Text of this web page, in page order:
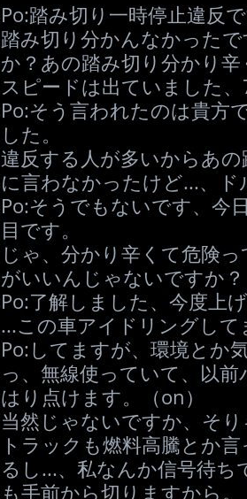
Po:踏み切り一時停止違反
踏み切り分かんなかった
か？あの踏み切り分かり
スピードは出ていました
Po:そう言われたのは貴方
した。
違反する人が多いからあ
に言わなかったけど...、
Po:そうでもないです、今
目です。
じゃ、分かり辛くて危険
がいいんじゃないですか？
Po:了解しました、今度上
...この車アイドリングして
Po:してますが、環境とか
っ、無線使っていて、以
はり点けます。（on）
当然じゃないですか、そ
トラックも燃料高騰とか
るし...、私なんか信号待
も手前から切りますから